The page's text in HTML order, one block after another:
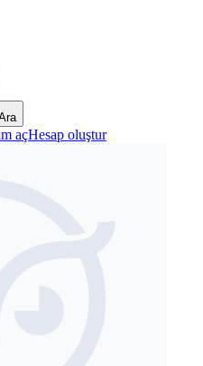
açHesap oluştur